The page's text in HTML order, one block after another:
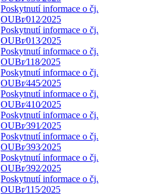
Poskytnutí informace o čj.
OUBr⁄012⁄2025
Poskytnutí informace o čj.
OUBr⁄013⁄2025
Poskytnutí informace o čj.
OUBr⁄118⁄2025
Poskytnutí informace o čj.
OUBr⁄445⁄2025
Poskytnutí informace o čj.
OUBr⁄410⁄2025
Poskytnutí informace o čj.
OUBr⁄391⁄2025
Poskytnutí informace o čj.
OUBr⁄393⁄2025
Poskytnutí informace o čj.
OUBr⁄392⁄2025
Poskytnutí informace o čj.
OUBr⁄115⁄2025